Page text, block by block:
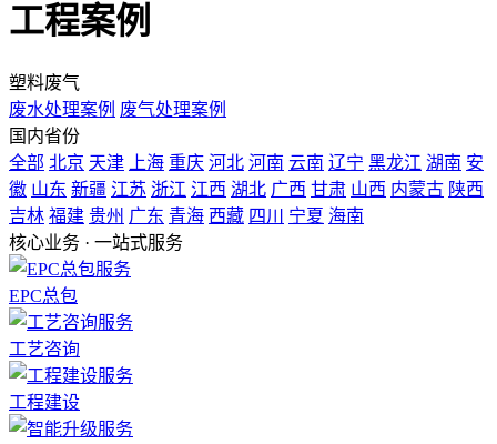
工程案例
塑料废气
废水处理案例 废气处理案例
国内省份
全部 北京 天津 上海 重庆 河北 河南 云南 辽宁 黑龙江 湖南 安
徽 山东 新疆 江苏 浙江 江西 湖北 广西 甘肃 山西 内蒙古 陕西
吉林 福建 贵州 广东 青海 西藏 四川 宁夏 海南
核心业务 · 一站式服务
EPC总包
工艺咨询
工程建设